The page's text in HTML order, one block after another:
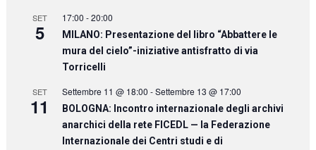
SET
5
17:00 -20:00
MILANO: Presentazione del libro “Abbattere le
mura del cielo”-iniziative antisfratto di via
Torricelli
SET
11
Settembre 11 @ 18:00 -Settembre 13 @ 17:00
BOLOGNA: Incontro internazionale degli archivi
anarchici della rete FICEDL — la Federazione
Internazionale dei Centri studi e di